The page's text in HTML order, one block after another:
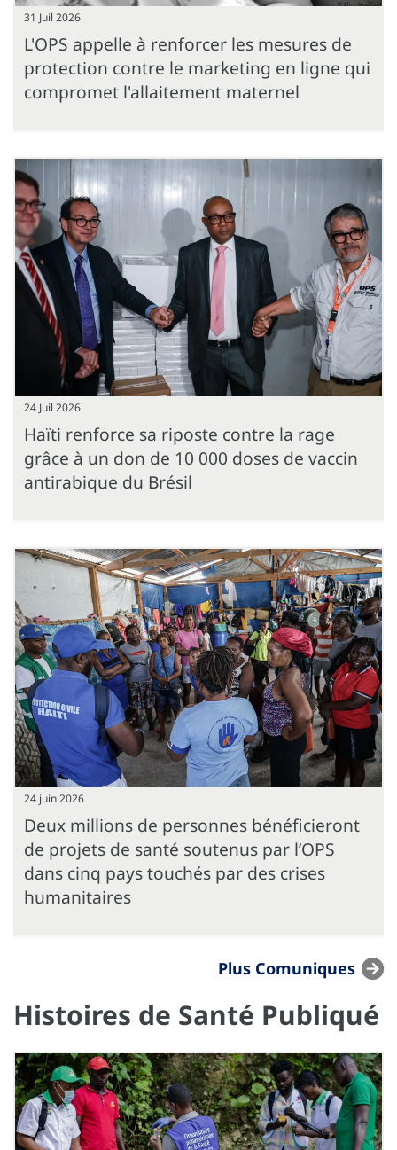
31 Juil 2026
L'OPS appelle à renforcer les mesures de
protection contre le marketing en ligne qui
compromet l'allaitement maternel
24 Juil 2026
Haïti renforce sa riposte contre la rage
grâce à un don de 10 000 doses de vaccin
antirabique du Brésil
24 juin 2026
Deux millions de personnes bénéficieront
de projets de santé soutenus par l’OPS
dans cinq pays touchés par des crises
humanitaires
Plus Comuniques
Histoires de Santé Publiqué